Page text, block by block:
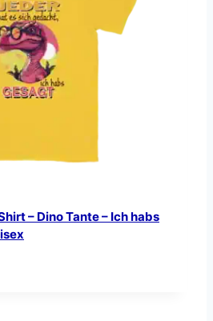
– Dino Tante – Ich habs